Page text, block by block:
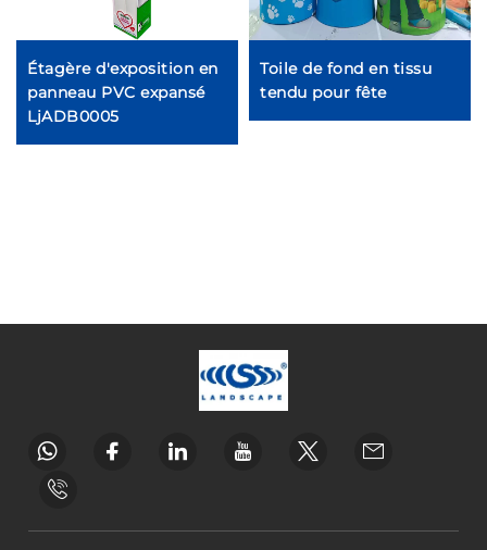
Étagère d'exposition en
panneau PVC expansé
LjADB0005
Toile de fond en tissu
tendu pour fête